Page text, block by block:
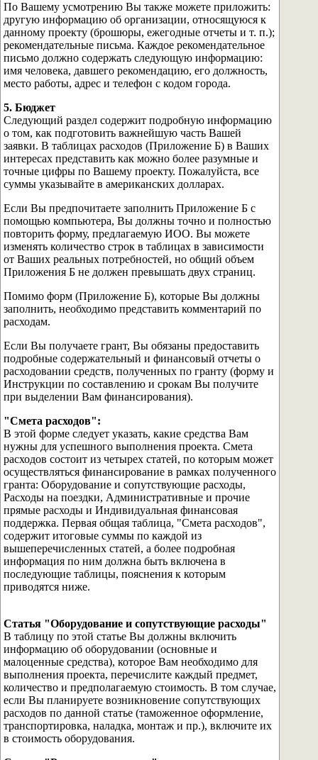
По Вашему усмотрению Вы также можете приложить:
другую информацию об организации, относящуюся к
данному проекту (брошюры, ежегодные отчеты и т. п.);
рекомендательные письма. Каждое рекомендательное
письмо должно содержать следующую информацию:
имя человека, давшего рекомендацию, его должность,
место работы, адрес и телефон с кодом города.
5. Бюджет
Следующий раздел содержит подробную информацию
о том, как подготовить важнейшую часть Вашей
заявки. В таблицах расходов (Приложение Б) в Ваших
интересах представить как можно более разумные и
точные цифры по Вашему проекту. Пожалуйста, все
суммы указывайте в американских долларах.
Если Вы предпочитаете заполнить Приложение Б с
помощью компьютера, Вы должны точно и полностью
повторить форму, предлагаемую ИОО. Вы можете
изменять количество строк в таблицах в зависимости
от Ваших реальных потребностей, но общий объем
Приложения Б не должен превышать двух страниц.
Помимо форм (Приложение Б), которые Вы должны
заполнить, необходимо представить комментарий по
расходам.
Если Вы получаете грант, Вы обязаны предоставить
подробные содержательный и финансовый отчеты о
расходовании средств, полученных по гранту (форму и
Инструкции по составлению и срокам Вы получите
при выделении Вам финансирования).
"Смета расходов":
В этой форме следует указать, какие средства Вам
нужны для успешного выполнения проекта. Смета
расходов состоит из четырех статей, по которым может
осуществляться финансирование в рамках полученного
гранта: Оборудование и сопутствующие расходы,
Расходы на поездки, Административные и прочие
прямые расходы и Индивидуальная финансовая
поддержка. Первая общая таблица, "Смета расходов",
содержит итоговые суммы по каждой из
вышеперечисленных статей, а более подробная
информация по ним должна быть включена в
последующие таблицы, пояснения к которым
приводятся ниже.
Статья "Оборудование и сопутствующие расходы"
В таблицу по этой статье Вы должны включить
информацию об оборудовании (основные и
малоценные средства), которое Вам необходимо для
выполнения проекта, перечислите каждый предмет,
количество и предполагаемую стоимость. В том случае,
если Вы планируете возникновение сопутствующих
расходов по данной статье (таможенное оформление,
транспортировка, наладка, монтаж и пр.), включите их
в стоимость оборудования.